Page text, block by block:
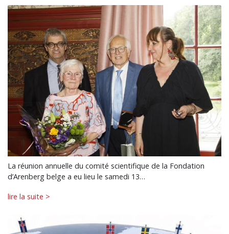
La réunion annuelle du comité scientifique de la Fondation
d’Arenberg belge a eu lieu le samedi 13…
lire la suite >